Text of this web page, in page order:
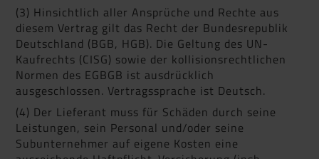
(3) Hinsichtlich aller Ansprüche und Rechte aus
diesem Vertrag gilt das Recht der Bundesrepublik
Deutschland (BGB, HGB). Die Geltung des UN-
Kaufrechts (CISG) sowie der kollisionsrechtlichen
Normen des EGBGB ist ausdrücklich
ausgeschlossen. Vertragssprache ist Deutsch.
(4) Der Lieferant muss für Schäden durch seine
Leistungen, sein Personal und/oder seine
Subunternehmer auf eigene Kosten eine